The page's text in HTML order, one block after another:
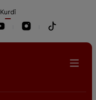
Kurdî